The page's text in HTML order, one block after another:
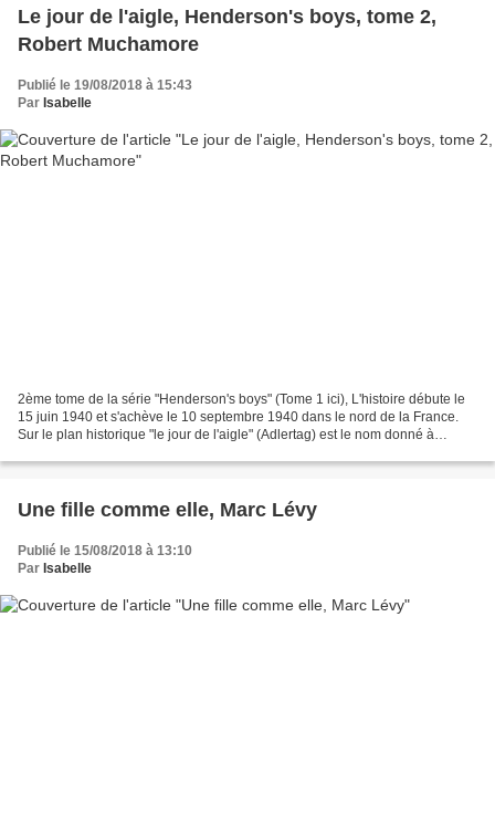
Le jour de l'aigle, Henderson's boys, tome 2,
Robert Muchamore
Publié le 19/08/2018 à 15:43
Par Isabelle
2ème tome de la série "Henderson's boys" (Tome 1 ici), L'histoire débute le
15 juin 1940 et s'achève le 10 septembre 1940 dans le nord de la France.
Sur le plan historique "le jour de l'aigle" (Adlertag) est le nom donné à
Une fille comme elle, Marc Lévy
Publié le 15/08/2018 à 13:10
Par Isabelle